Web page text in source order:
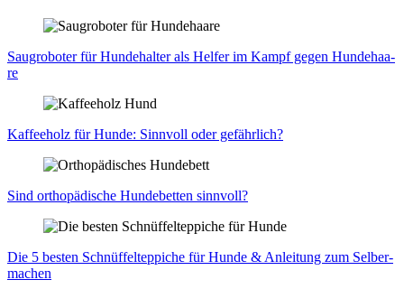
Saug­ro­bo­ter für Hun­de­hal­ter als Hel­fer im Kampf gegen Hun­de­haa­
re
Kaf­fee­holz für Hun­de: Sinn­voll oder gefähr­lich?
Sind ortho­pä­di­sche Hun­de­bet­ten sinn­voll?
Die 5 bes­ten Schnüf­fel­tep­pi­che für Hun­de & Anlei­tung zum Sel­ber­
ma­chen